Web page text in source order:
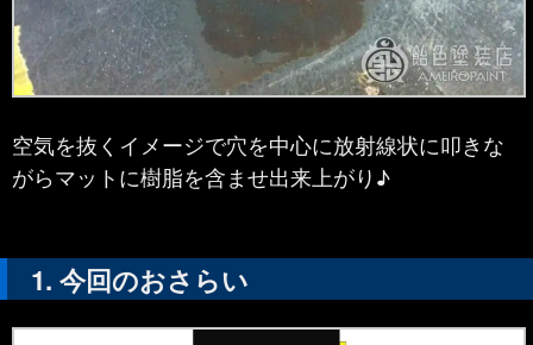
空気を抜くイメージで穴を中心に放射線状に叩きな
がらマットに樹脂を含ませ出来上がり♪
今回のおさらい